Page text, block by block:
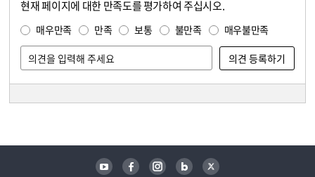
현재 페이지에 대한 만족도를 평가하여 주십시오.
매우만족 만족 보통 불만족 매우불만족
유튜브 페이스북 인스타그램 블로그 트위터